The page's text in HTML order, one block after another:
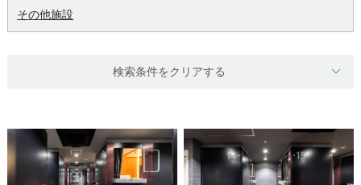
その他施設
検索条件をクリアする